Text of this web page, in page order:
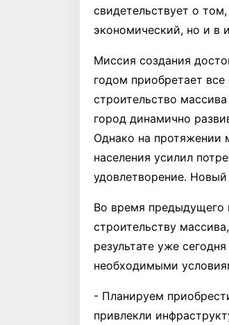
свидетельствует о
экономический, но и в
Миссия создания
годом приобретает
строительство
город динамично
Однако на протяжении
населения усилил
удовлетворение.
Во время предыдущего
строительству
результате уже
необходимыми
- Планируем
привлекли